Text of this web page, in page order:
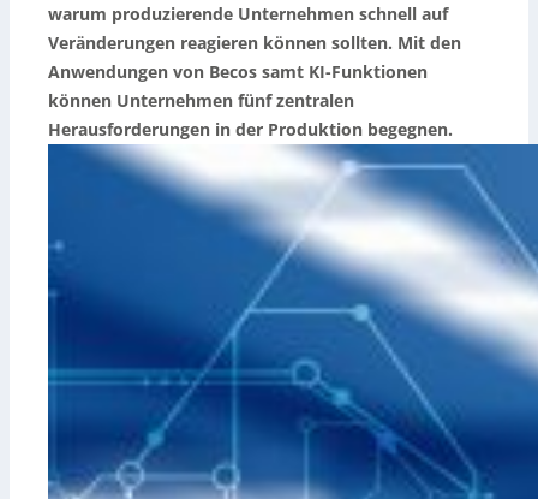
warum produzierende Unternehmen schnell auf
Veränderungen reagieren können sollten. Mit den
Anwendungen von Becos samt KI-Funktionen
können Unternehmen fünf zentralen
Herausforderungen in der Produktion begegnen.